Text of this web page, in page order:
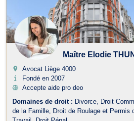
Maître Elodie
Avocat Liège 4000
Fondé en 2007
Accepte aide pro deo
Domaines de droit : Divorce Droit
de la Famille
Droit de Roulage et Permis